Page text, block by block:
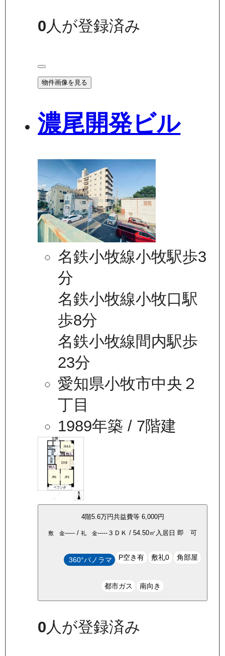
0 人が登録済み
物件画像を見る
濃尾開発ビル
名鉄小牧線小牧駅歩3
分
名鉄小牧線小牧口駅
歩8分
名鉄小牧線間内駅歩
23分
愛知県小牧市中央２
丁目
1989年築 / 7階建
4階5.6万円共益費等 6,000円
敷 金----- / 礼 金----- ３ＤＫ / 54.50㎡ 入居日 即 可
360°パノラマ P空き有 敷礼0 角部屋
都市ガス 南向き
0 人が登録済み